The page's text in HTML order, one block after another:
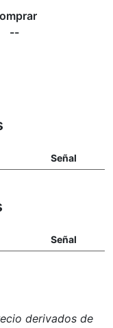
--
Señal
Señal
derivados de